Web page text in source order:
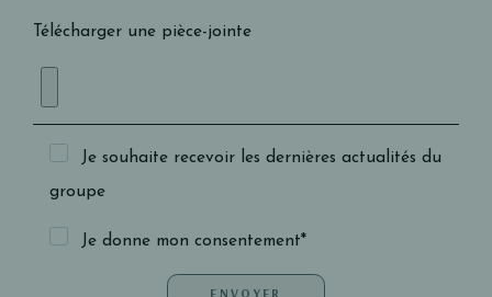
Télécharger une pièce-jointe
Je souhaite recevoir les dernières actualités du
groupe
Je donne mon consentement*